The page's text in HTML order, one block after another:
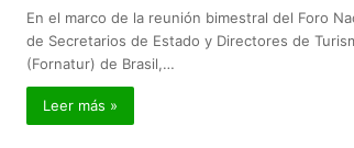
En el marco de la reunión bimestral del Foro
de Secretarios de Estado y Directores de
(Fornatur) de Brasil,…
Leer más »